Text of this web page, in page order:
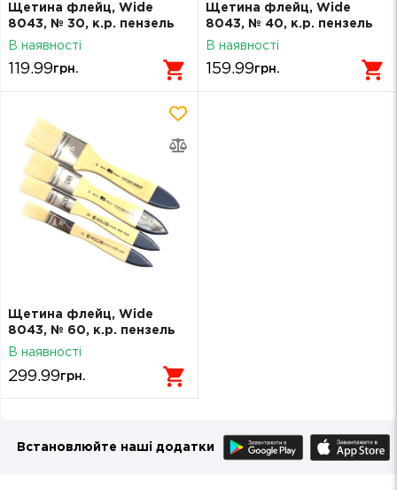
Щетина флейц, Wide
8043, № 30, к.р. пензель
KOLOS
В наявності
119.99 грн.
Щетина флейц, Wide
8043, № 40, к.р. пензель
KOLOS
В наявності
159.99 грн.
Щетина флейц, Wide
8043, № 60, к.р. пензель
KOLOS
В наявності
299.99грн.
Встановлюйте наші додатки